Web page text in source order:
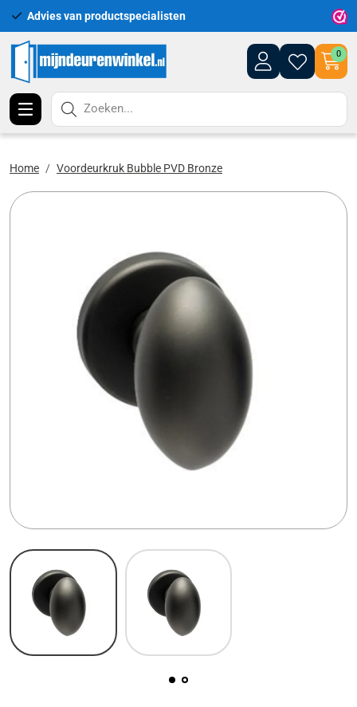
Advies van productspecialisten
0
Zoeken...
Home Voordeurkruk Bubble PVD Bronze